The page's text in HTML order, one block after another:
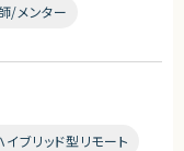
/メンター
イブリッド型リモート